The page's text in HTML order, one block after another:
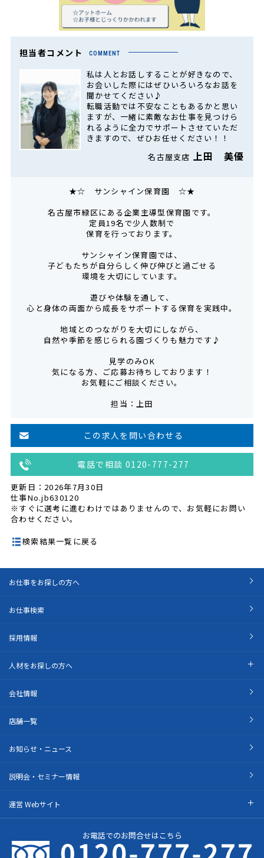
担当者コメント COMMENT
私は人とお話しすることが好きなので、
お会いした際にはぜひいろいろなお話を
聞かせてください♪
転職活動では不安なこともあるかと思い
ますが、一緒に素敵なお仕事を見つけら
れるように全力でサポートさせていただ
きますので、ぜひお任せください！！
名古屋支店
上田 美優
★☆ サンシャイン保育園 ☆★
名古屋市緑区にある企業主導型保育園です。
定員19名で少人数制で
保育を行っております。
サンシャイン保育園では、
子どもたちが自分らしく伸び伸びと過ごせる
環境を大切にしています。
遊びや体験を通して、
心と身体の両面から成長をサポートする保育を実践中。
地域とのつながりを大切にしながら、
自然や季節を感じられる園づくりも魅力です♪
見学のみOK
気になる方、ご応募お待ちしております！
お気軽にご相談ください。
担当：上田
この求人を問い合わせる
電話で相談 0120-777-277
更新日：2026年7月30日
仕事No.jb630120
※すぐに選考に進むわけではありませんので、お気軽にお問い
合わせください。
検索結果一覧に戻る
お仕事をお探しの方へ
お仕事検索
採用情報
人材をお探しの方へ
会社情報
店舗一覧
お知らせ・ニュース
説明会・セミナー情報
運営 Webサイト
お電話でのお問合せはこちら